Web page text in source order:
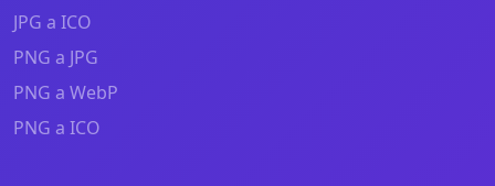
JPG a ICO
PNG a JPG
PNG a WebP
PNG a ICO